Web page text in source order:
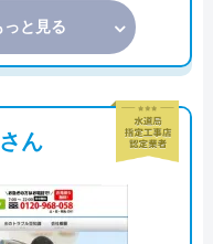
と見る
ん